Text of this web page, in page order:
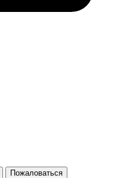
Пожаловаться